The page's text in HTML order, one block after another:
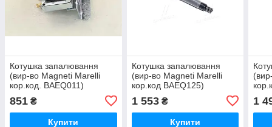
Котушка запалювання
(вир-во Magneti Marelli
кор.код. BAEQ011)
851 ₴
Купити
Котушка запалювання
(вир-во Magneti Marelli
кор.код BAEQ125)
1 553₴
Купити
1